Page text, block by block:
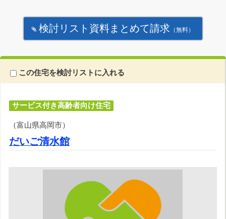
検討リスト資料まとめて請求 （無料）
この住宅を検討リストに入れる
サービス付き高齢者向け住宅
（富山県高岡市）
だいご清水館